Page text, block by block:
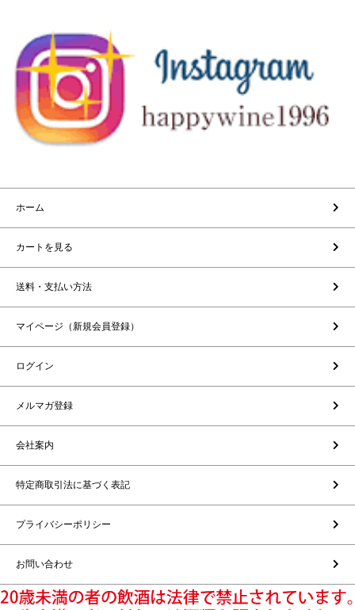
ホーム
カートを見る
送料・支払い方法
マイページ（新規会員登録）
ログイン
メルマガ登録
会社案内
特定商取引法に基づく表記
プライバシーポリシー
お問い合わせ